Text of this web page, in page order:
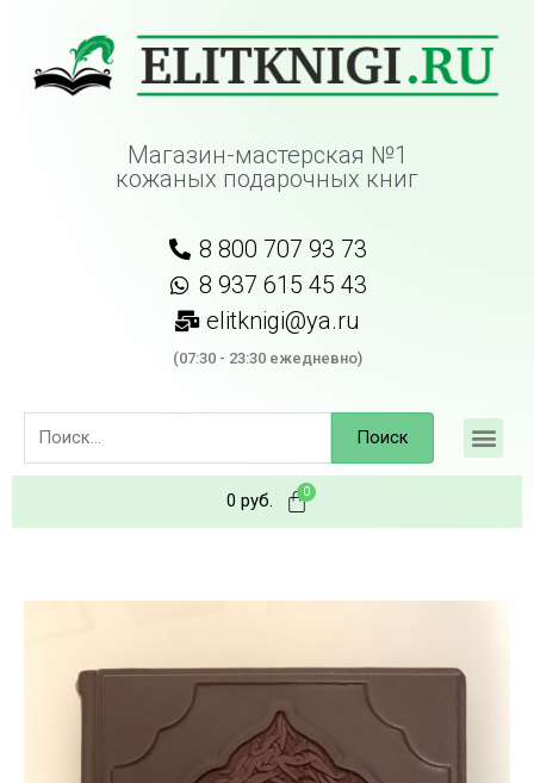
Магазин-мастерская №1
кожаных подарочных книг
8 800 707 93 73
8 937 615 45 43
elitknigi@ya.ru
(07:30 - 23:30 ежедневно)
Поиск
0 руб.